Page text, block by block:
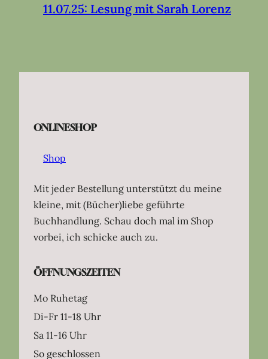
11.07.25: Lesung mit Sarah Lorenz
ONLINESHOP
Shop
Mit jeder Bestellung unterstützt du meine
kleine, mit (Bücher)liebe geführte
Buchhandlung. Schau doch mal im Shop
vorbei, ich schicke auch zu.
ÖFFNUNGSZEITEN
Mo Ruhetag
Di-Fr 11-18 Uhr
Sa 11-16 Uhr
So geschlossen